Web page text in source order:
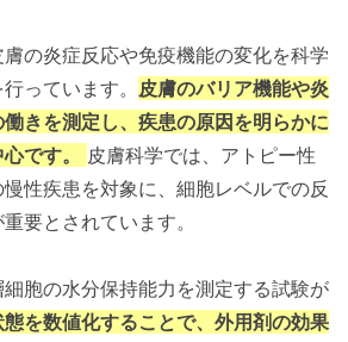
の炎症反応や免疫機能の変化を科学
っています。 皮膚のバリア機能や炎
きを測定し、疾患の原因を明らかに
です。
皮膚科学では、アトピー性
性疾患を対象に、細胞レベルでの反
要とされています。
胞の水分保持能力を測定する試験が
を数値化することで、外用剤の効果